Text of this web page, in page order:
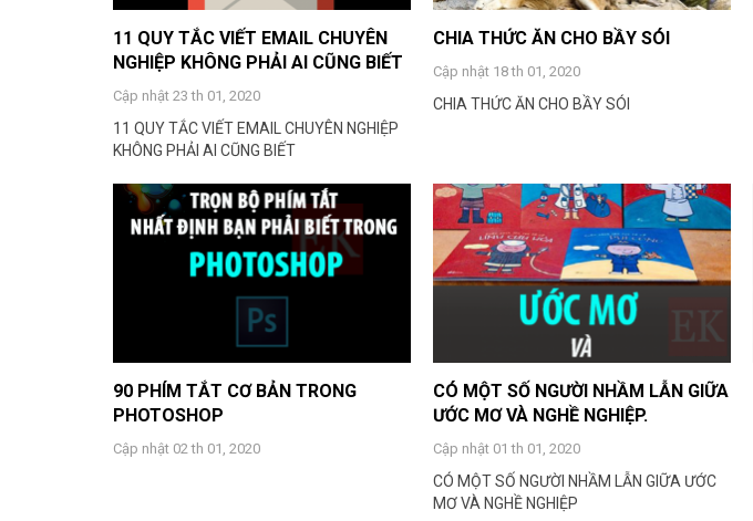
11 QUY TẮC VIẾT EMAIL CHUYÊN
NGHIỆP KHÔNG PHẢI AI CŨNG BIẾT
Cập nhật 23 th 01, 2020
11 QUY TẮC VIẾT EMAIL CHUYÊN NGHIỆP
KHÔNG PHẢI AI CŨNG BIẾT
CHIA THỨC ĂN CHO BẦY SÓI
Cập nhật 18 th 01, 2020
CHIA THỨC ĂN CHO BẦY SÓI
90 PHÍM TẮT CƠ BẢN TRONG
PHOTOSHOP
Cập nhật 02 th 01, 2020
CÓ MỘT SỐ NGƯỜI NHẦM LẪN GIỮA
ƯỚC MƠ VÀ NGHỀ NGHIỆP.
Cập nhật 01 th 01, 2020
CÓ MỘT SỐ NGƯỜI NHẦM LẪN GIỮA ƯỚC
MƠ VÀ NGHỀ NGHIỆP